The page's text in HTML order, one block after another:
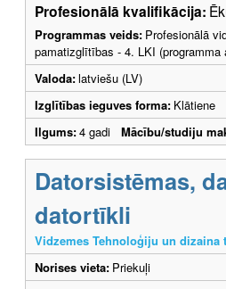
Profesionālā kvalifikācija:
Programmas veids: Profesionālā
pamatizglītības - 4. LKI (programma
Valoda:latviešu (LV)
Izglītības ieguves forma: Klātiene
Ilgums:4 gadi Mācību/studiju
Datorsistēmas,
datortīkli
Vidzemes Tehnoloģiju un dizaina
Norises vieta: Priekuļi